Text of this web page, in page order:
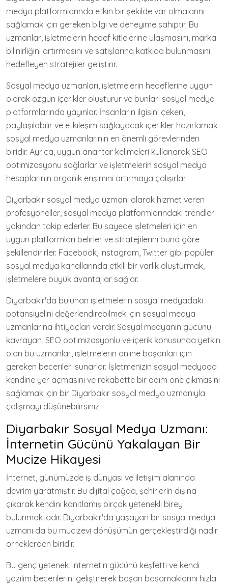
medya platformlarında etkin bir şekilde var olmalarını
sağlamak için gereken bilgi ve deneyime sahiptir. Bu
uzmanlar, işletmelerin hedef kitlelerine ulaşmasını, marka
bilinirliğini artırmasını ve satışlarına katkıda bulunmasını
hedefleyen stratejiler geliştirir.
Sosyal medya uzmanları, işletmelerin hedeflerine uygun
olarak özgün içerikler oluşturur ve bunları sosyal medya
platformlarında yayınlar. İnsanların ilgisini çeken,
paylaşılabilir ve etkileşim sağlayacak içerikler hazırlamak
sosyal medya uzmanlarının en önemli görevlerinden
biridir. Ayrıca, uygun anahtar kelimeleri kullanarak SEO
optimizasyonu sağlarlar ve işletmelerin sosyal medya
hesaplarının organik erişimini artırmaya çalışırlar.
Diyarbakır sosyal medya uzmanı olarak hizmet veren
profesyoneller, sosyal medya platformlarındaki trendleri
yakından takip ederler. Bu sayede işletmeleri için en
uygun platformları belirler ve stratejilerini buna göre
şekillendirirler. Facebook, Instagram, Twitter gibi popüler
sosyal medya kanallarında etkili bir varlık oluşturmak,
işletmelere büyük avantajlar sağlar.
Diyarbakır'da bulunan işletmelerin sosyal medyadaki
potansiyelini değerlendirebilmek için sosyal medya
uzmanlarına ihtiyaçları vardır. Sosyal medyanın gücünü
kavrayan, SEO optimizasyonlu ve içerik konusunda yetkin
olan bu uzmanlar, işletmelerin online başarıları için
gereken becerileri sunarlar. İşletmenizin sosyal medyada
kendine yer açmasını ve rekabette bir adım öne çıkmasını
sağlamak için bir Diyarbakır sosyal medya uzmanıyla
çalışmayı düşünebilirsiniz.
Diyarbakır Sosyal Medya Uzmanı:
İnternetin Gücünü Yakalayan Bir
Mucize Hikayesi
İnternet, günümüzde iş dünyası ve iletişim alanında
devrim yaratmıştır. Bu dijital çağda, şehirlerin dışına
çıkarak kendini kanıtlamış birçok yetenekli birey
bulunmaktadır. Diyarbakır'da yaşayan bir sosyal medya
uzmanı da bu mucizevi dönüşümün gerçekleştirdiği nadir
örneklerden biridir.
Bu genç yetenek, internetin gücünü keşfetti ve kendi
yazılım becerilerini geliştirerek başarı basamaklarını hızla